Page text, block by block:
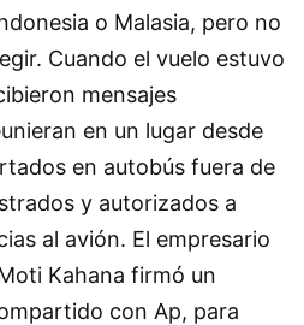
o Malasia, pero no
Cuando el vuelo estuvo
mensajes
en un lugar desde
en autobús fuera de
y autorizados a
al avión. El empresario
Kahana firmó un
con Ap, para